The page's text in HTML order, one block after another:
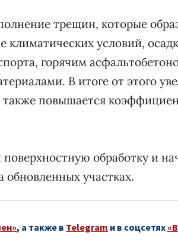
трещин, которые
климатических условий,
горячим
В итоге от этого
также повышается
обработку и
участках.
, а также в Telegram и в соцсетях